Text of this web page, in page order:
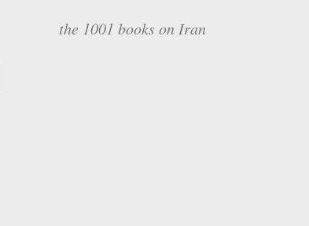
the 1001 books on Iran